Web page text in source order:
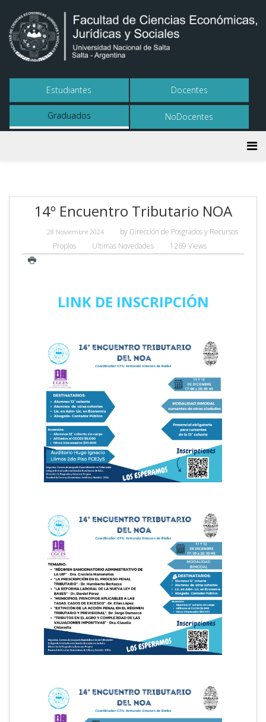
Estudiantes Docentes
Graduados NoDocentes
14º Encuentro Tributario NOA
28 Noviembre 2024 by Dirección de Posgrados y Recursos
Propios
Ultimas Novedades 1269 Views
LINK DE INSCRIPCIÓN